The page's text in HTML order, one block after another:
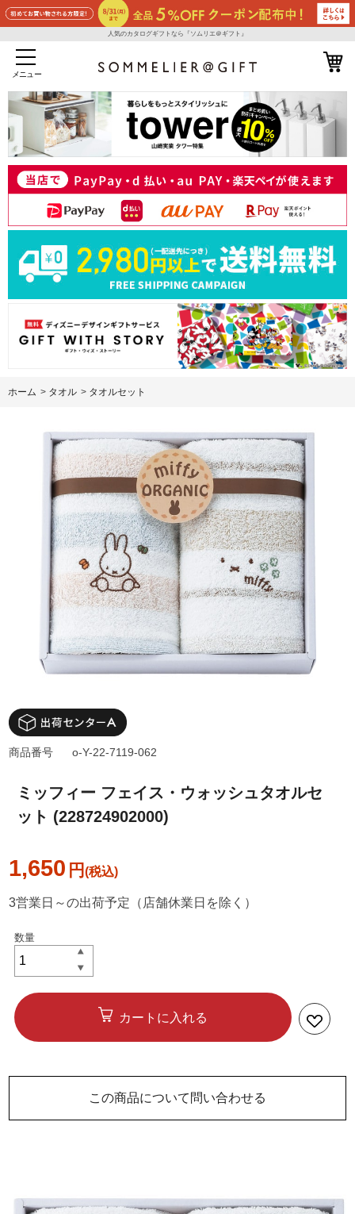
人気のカタログギフトなら『ソムリエ＠ギフト』
メニュー
ホーム > タオル > タオルセット
ミッフィー フェイス・ウォッシュタオルセ
ット (228724902000)
1,650 円
商品番号 o-Y-22-7119-062
3営業日～の出荷予定（店舗休業日を除く）
カートに入れる
この商品について問い合わせる